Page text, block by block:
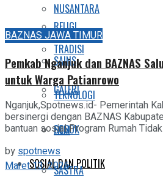
RELIGI
SAINS
TEKNOLOGI
SOSOK
SOSIAL DAN POLITIK
NUSANTARA
TRADISI
GALERI
FILM
SASTRA
BAZNAS JAWA TIMUR
Pemkab Nganjuk dan BAZNAS
untuk Warga Patianrowo
Nganjuk,Spotnews.id- Pemerintah
bersinergi dengan BAZNAS
bantuan sosial Program Rumah Tidak
by spotnews
Maret 13, 2026